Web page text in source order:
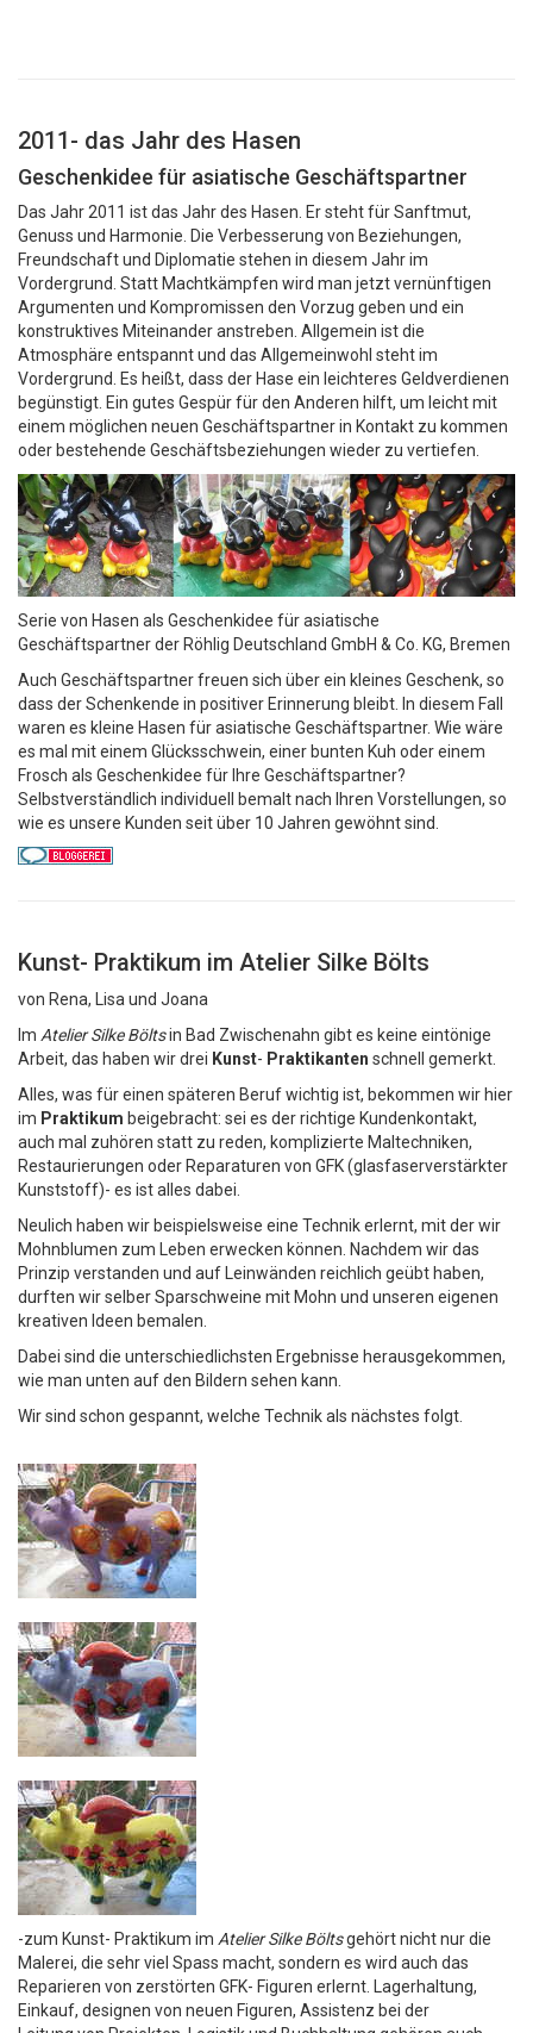
2011- das Jahr des Hasen
Geschenkidee für asiatische Geschäftspartner
Das Jahr 2011 ist das Jahr des Hasen. Er steht für Sanftmut,
Genuss und Harmonie. Die Verbesserung von Beziehungen,
Freundschaft und Diplomatie stehen in diesem Jahr im
Vordergrund. Statt Machtkämpfen wird man jetzt vernünftigen
Argumenten und Kompromissen den Vorzug geben und ein
konstruktives Miteinander anstreben. Allgemein ist die
Atmosphäre entspannt und das Allgemeinwohl steht im
Vordergrund. Es heißt, dass der Hase ein leichteres Geldverdienen
begünstigt. Ein gutes Gespür für den Anderen hilft, um leicht mit
einem möglichen neuen Geschäftspartner in Kontakt zu kommen
oder bestehende Geschäftsbeziehungen wieder zu vertiefen.
Serie von Hasen als Geschenkidee für asiatische
Geschäftspartner der Röhlig Deutschland GmbH & Co. KG, Bremen
Auch Geschäftspartner freuen sich über ein kleines Geschenk, so
dass der Schenkende in positiver Erinnerung bleibt. In diesem Fall
waren es kleine Hasen für asiatische Geschäftspartner. Wie wäre
es mal mit einem Glücksschwein, einer bunten Kuh oder einem
Frosch als Geschenkidee für Ihre Geschäftspartner?
Selbstverständlich individuell bemalt nach Ihren Vorstellungen, so
wie es unsere Kunden seit über 10 Jahren gewöhnt sind.
Kunst- Praktikum im Atelier Silke Bölts
von Rena, Lisa und Joana
Im Atelier Silke Böltsin Bad Zwischenahn gibt es keine eintönige
Arbeit, das haben wir drei Kunst- Praktikanten schnell gemerkt.
Alles, was für einen späteren Beruf wichtig ist, bekommen wir hier
im Praktikum beigebracht: sei es der richtige Kundenkontakt,
auch mal zuhören statt zu reden, komplizierte Maltechniken,
Restaurierungen oder Reparaturen von GFK (glasfaserverstärkter
Kunststoff)- es ist alles dabei.
Neulich haben wir beispielsweise eine Technik erlernt, mit der wir
Mohnblumen zum Leben erwecken können. Nachdem wir das
Prinzip verstanden und auf Leinwänden reichlich geübt haben,
durften wir selber Sparschweine mit Mohn und unseren eigenen
kreativen Ideen bemalen.
Dabei sind die unterschiedlichsten Ergebnisse herausgekommen,
wie man unten auf den Bildern sehen kann.
Wir sind schon gespannt, welche Technik als nächstes folgt.
-zum Kunst- Praktikum im Atelier Silke Böltsgehört nicht nur die
Malerei, die sehr viel Spass macht, sondern es wird auch das
Reparieren von zerstörten GFK- Figuren erlernt. Lagerhaltung,
Einkauf, designen von neuen Figuren, Assistenz bei der